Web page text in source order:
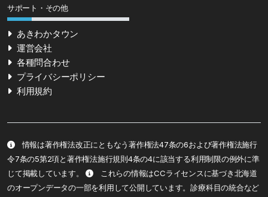
サポート・その他
あきわかタウン
運営会社
各種問合わせ
プライバシーポリシー
利用規約
情報は著作権法改正にともなう著作権法47条の6および著作権法施行
令7条の5第2項と著作権法施行規則4条の4に該当する利用制限の例外に準
じて掲載しています。
これらの情報はCCライセンスに基づき北海道
のオープンデータの一部を利用して公開しています。診療科目の統合など